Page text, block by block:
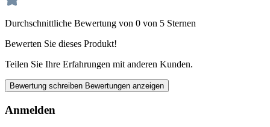
Durchschnittliche Bewertung von 0 von 5 Sternen
Bewerten Sie dieses Produkt!
Teilen Sie Ihre Erfahrungen mit anderen Kunden.
Bewertung schreiben Bewertungen anzeigen
Anmelden